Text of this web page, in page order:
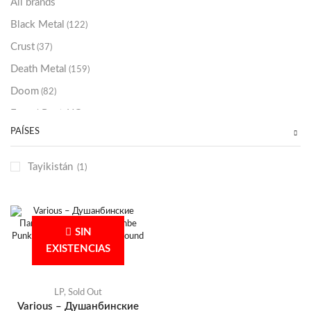
All brands
Black Metal (122)
Crust (37)
Death Metal (159)
Doom (82)
Grindcore
Otros
(25)
PAÍSES
Tayikistán (1)
SIN
EXISTENCIAS
LP, Sold Out
Various – Душанбинские